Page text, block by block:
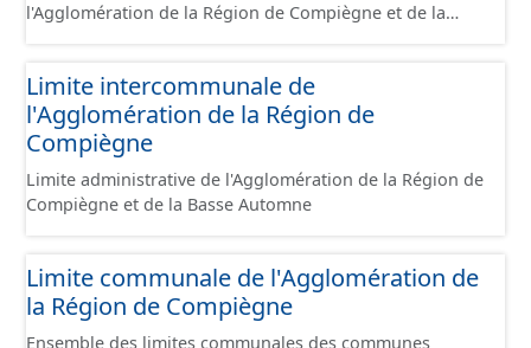
l'Agglomération de la Région de Compiègne et de la
peut-être nommé ou non par un libellé de voie. Un
tronçon appartient à une ou deux communes. Un
tronçon représente, le plus souvent, le centre de la
chaussée. Les tronçons de voies sont topologiques : les
extrémités d’un tronçon correspondent à des
intersections ou des jonctions, sauf dans le cas d'un
Franchissement ». Dans le cas d'un pont (franchissement
d’un tronçon routier ou ferré) : les tronçons se croisent
sans se couper. Un tronçon commence à une
Limite intercommunale de
l'Agglomération de la Région de
Compiègne
Limite administrative de l'Agglomération de la Région de
Compiègne et de la Basse Automne
Limite communale de l'Agglomération de
la Région de Compiègne
Ensemble des limites communales des communes